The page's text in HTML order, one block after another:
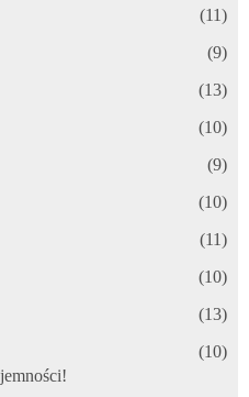
(11)
(9)
(13)
(10)
(9)
(10)
(11)
(10)
(13)
(10)